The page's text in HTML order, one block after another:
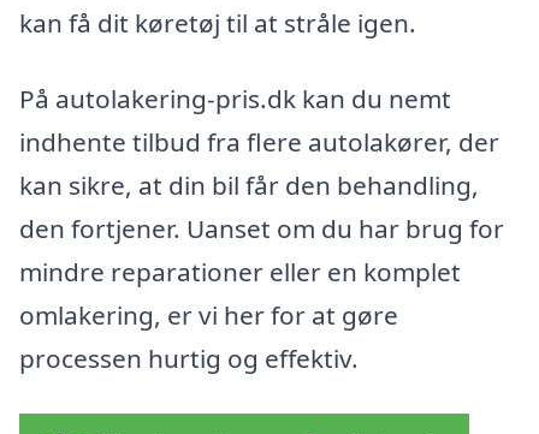
kan få dit køretøj til at stråle igen.
På autolakering-pris.dk kan du nemt
indhente tilbud fra flere autolakører, der
kan sikre, at din bil får den behandling,
den fortjener. Uanset om du har brug for
mindre reparationer eller en komplet
omlakering, er vi her for at gøre
processen hurtig og effektiv.